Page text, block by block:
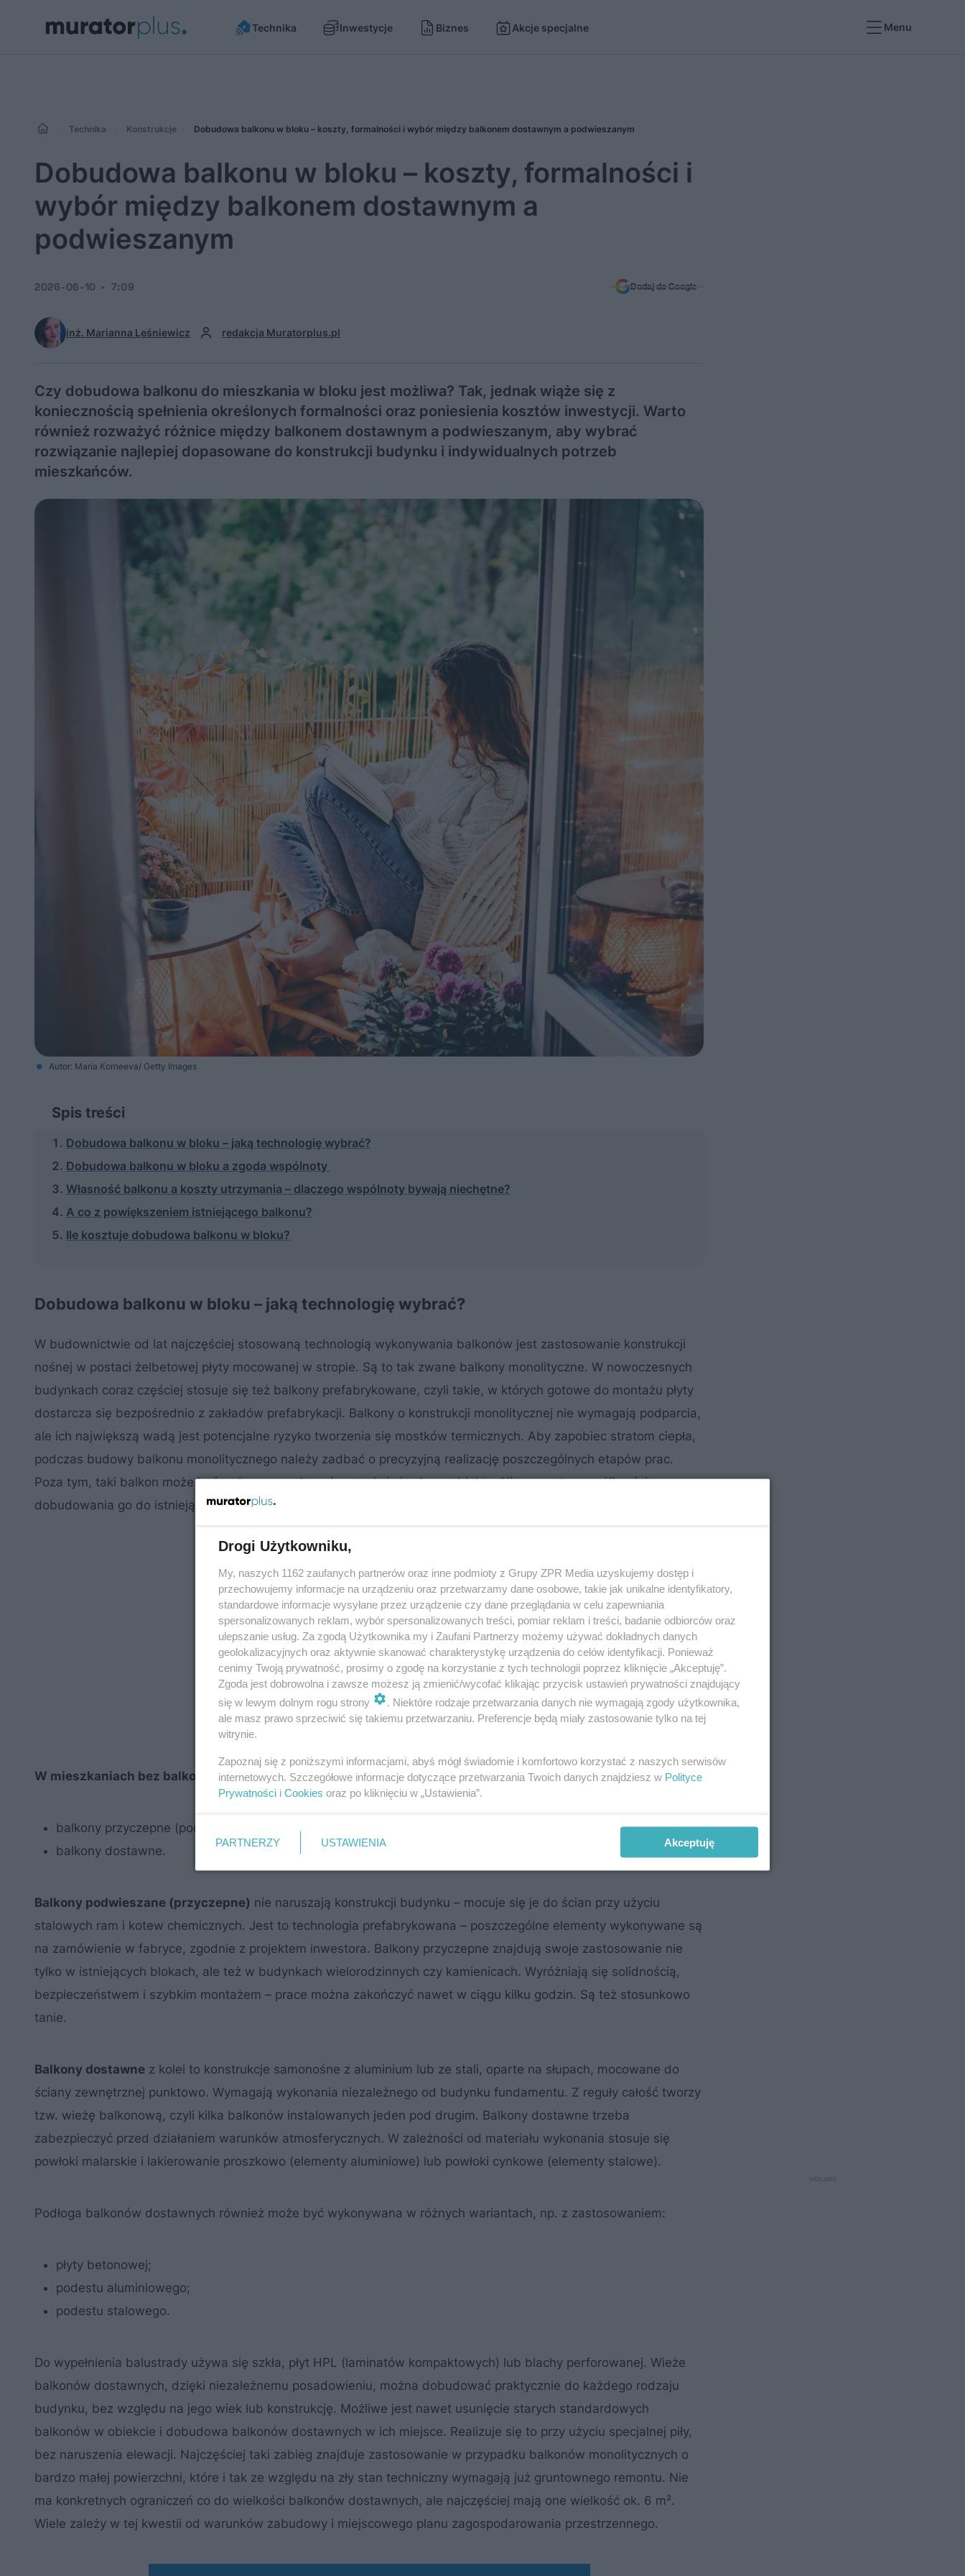
Technika Inwestycje Biznes Akcje specjalne Menu
Technika Konstrukcje Dobudowa balkonu w bloku – koszty, formalności i wybór między balkonem dostawnym a podwieszanym
Dobudowa balkonu w bloku – koszty, formalności i
wybór między balkonem dostawnym a
podwieszanym
inż. Marianna Leśniewicz redakcja Muratorplus.pl
2026-06-10 7:09 Dodaj do Google
Czy dobudowa balkonu do mieszkania w bloku jest możliwa? Tak, jednak wiąże się z
koniecznością spełnienia określonych formalności oraz poniesienia kosztów inwestycji. Warto
również rozważyć różnice między balkonem dostawnym a podwieszanym, aby wybrać
rozwiązanie najlepiej dopasowane do konstrukcji budynku i indywidualnych potrzeb
mieszkańców.
Autor: Maria Korneeva/ Getty Images
Spis treści
Dobudowa balkonu w bloku – jaką technologię wybrać?
Dobudowa balkonu w bloku a zgoda wspólnoty
Własność balkonu a koszty utrzymania – dlaczego wspólnoty bywają niechętne?
A co z powiększeniem istniejącego balkonu?
Ile kosztuje dobudowa balkonu w bloku?
Dobudowa balkonu w bloku – jaką technologię wybrać?
W budownictwie od lat najczęściej stosowaną technologią wykonywania balkonów jest zastosowanie konstrukcji
nośnej w postaci żelbetowej płyty mocowanej w stropie. Są to tak zwane balkony monolityczne. W nowoczesnych
budynkach coraz częściej stosuje się też balkony prefabrykowane, czyli takie, w których gotowe do montażu płyty
dostarcza się bezpośrednio z zakładów prefabrykacji. Balkony o konstrukcji monolitycznej nie wymagają podparcia,
ale ich największą wadą jest potencjalne ryzyko tworzenia się mostków termicznych. Aby zapobiec stratom ciepła,
podczas budowy balkonu monolitycznego należy zadbać o precyzyjną realizację poszczególnych etapów prac.
Poza tym, taki balkon może być wykonany wyłącznie w trakcie budowy obiektu. Nie ma zatem możliwości
dobudowania go do istniejącego bloku. Są za to inne rozwiązania.
W mieszkaniach bez balkonu można dobudować następujące rodzaje konstrukcji:
balkony przyczepne (podwieszane);
balkony dostawne.
Balkony podwieszane (przyczepne) nie naruszają konstrukcji budynku – mocuje się je do ścian przy użyciu
stalowych ram i kotew chemicznych. Jest to technologia prefabrykowana – poszczególne elementy wykonywane są
na zamówienie w fabryce, zgodnie z projektem inwestora. Balkony przyczepne znajdują swoje zastosowanie nie
tylko w istniejących blokach, ale też w budynkach wielorodzinnych czy kamienicach. Wyróżniają się solidnością,
bezpieczeństwem i szybkim montażem – prace można zakończyć nawet w ciągu kilku godzin. Są też stosunkowo
tanie.
Balkony dostawne z kolei to konstrukcje samonośne z aluminium lub ze stali, oparte na słupach, mocowane do
ściany zewnętrznej punktowo. Wymagają wykonania niezależnego od budynku fundamentu. Z reguły całość tworzy
tzw. wieżę balkonową, czyli kilka balkonów instalowanych jeden pod drugim. Balkony dostawne trzeba
zabezpieczyć przed działaniem warunków atmosferycznych. W zależności od materiału wykonania stosuje się
powłoki malarskie i lakierowanie proszkowo (elementy aluminiowe) lub powłoki cynkowe (elementy stalowe).
Podłoga balkonów dostawnych również może być wykonywana w różnych wariantach, np. z zastosowaniem:
płyty betonowej;
podestu aluminiowego;
podestu stalowego.
Do wypełnienia balustrady używa się szkła, płyt HPL (laminatów kompaktowych) lub blachy perforowanej. Wieże
balkonów dostawnych, dzięki niezależnemu posadowieniu, można dobudować praktycznie do każdego rodzaju
budynku, bez względu na jego wiek lub konstrukcję. Możliwe jest nawet usunięcie starych standardowych
balkonów w obiekcie i dobudowa balkonów dostawnych w ich miejsce. Realizuje się to przy użyciu specjalnej piły,
bez naruszenia elewacji. Najczęściej taki zabieg znajduje zastosowanie w przypadku balkonów monolitycznych o
bardzo małej powierzchni, które i tak ze względu na zły stan techniczny wymagają już gruntownego remontu. Nie
ma konkretnych ograniczeń co do wielkości balkonów dostawnych, ale najczęściej mają one wielkość ok. 6 m².
Wiele zależy w tej kwestii od warunków zabudowy i miejscowego planu zagospodarowania przestrzennego.
Drogi Użytkowniku,
My, naszych 1162 zaufanych partnerów oraz inne podmioty z Grupy ZPR Media uzyskujemy dostęp i
przechowujemy informacje na urządzeniu oraz przetwarzamy dane osobowe, takie jak unikalne identyfikatory,
standardowe informacje wysyłane przez urządzenie czy dane przeglądania w celu zapewniania
spersonalizowanych reklam, wybór spersonalizowanych treści, pomiar reklam i treści, badanie odbiorców oraz
ulepszanie usług. Za zgodą Użytkownika my i Zaufani Partnerzy możemy używać dokładnych danych
geolokalizacyjnych oraz aktywnie skanować charakterystykę urządzenia do celów identyfikacji. Ponieważ
cenimy Twoją prywatność, prosimy o zgodę na korzystanie z tych technologii poprzez kliknięcie „Akceptuję”.
Zgoda jest dobrowolna i zawsze możesz ją zmienić/wycofać klikając przycisk ustawień prywatności znajdujący
się w lewym dolnym rogu strony
. Niektóre rodzaje przetwarzania danych nie wymagają zgody użytkownika,
ale masz prawo sprzeciwić się takiemu przetwarzaniu. Preferencje będą miały zastosowanie tylko na tej
witrynie.
Zapoznaj się z poniższymi informacjami, abyś mógł świadomie i komfortowo korzystać z naszych serwisów
internetowych. Szczegółowe informacje dotyczące przetwarzania Twoich danych znajdziesz w Polityce
Prywatności i Cookies oraz po kliknięciu w „Ustawienia”.
PARTNERZY USTAWIENIA Akceptuję